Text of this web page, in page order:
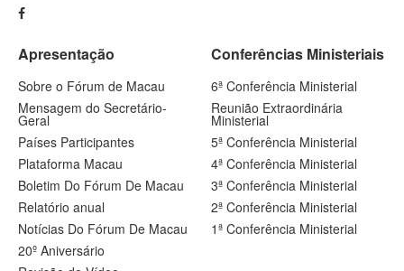
Apresentação
Sobre o Fórum de Macau
Mensagem do Secretário-
Geral
Países Participantes
Plataforma Macau
Boletim Do Fórum De Macau
Relatório anual
Notícias Do Fórum De Macau
20º Aniversário
Conferências Ministeriais
6ª Conferência Ministerial
Reunião Extraordinária
Ministerial
5ª Conferência Ministerial
4ª Conferência Ministerial
3ª Conferência Ministerial
2ª Conferência Ministerial
1ª Conferência Ministerial